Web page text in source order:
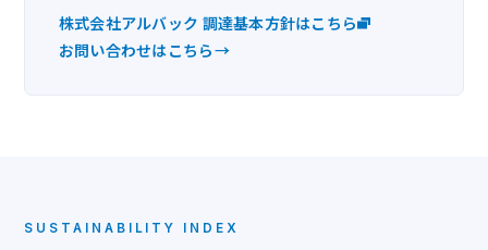
株式会社アルバック 調達基本方針はこちら
お問い合わせはこちら→
SUSTAINABILITY INDEX